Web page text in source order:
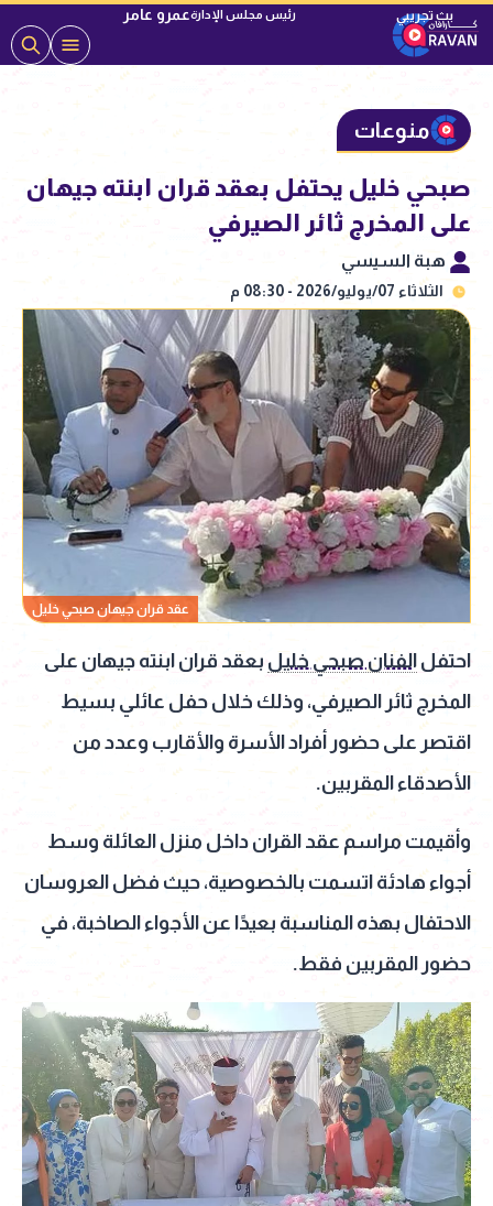
رئيس مجلس الإدارةعمرو عامر
منوعات
صبحي خليل يحتفل بعقد قران ابنته جيهان
على المخرج ثائر الصيرفي
هبة السيسي
الثلاثاء 07/يوليو/2026 - 08:30 م
عقد قران جيهان صبحي خليل
احتفل الفنان صبحي خليل بعقد قران ابنته جيهان على
المخرج ثائر الصيرفي، وذلك خلال حفل عائلي بسيط
اقتصر على حضور أفراد الأسرة والأقارب وعدد من
الأصدقاء المقربين.
وأقيمت مراسم عقد القران داخل منزل العائلة وسط
أجواء هادئة اتسمت بالخصوصية، حيث فضل العروسان
الاحتفال بهذه المناسبة بعيدًا عن الأجواء الصاخبة، في
حضور المقربين فقط.